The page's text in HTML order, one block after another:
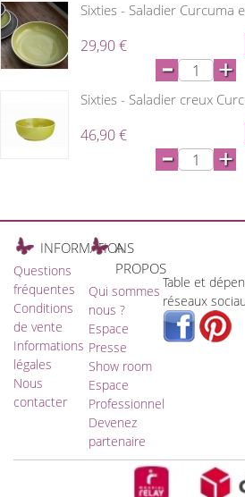
Sixties - Saladier Curcuma
29,90 € - +
Sixties - Saladier creux
46,90 € - +
INFORMATIONS
Questions
fréquentes
Conditions
de vente
Informations
légales
Nous
contacter
A
PROPOS
Qui sommes
nous ?
Espace
Presse
Show room
Espace
Professionnel
Devenez
partenaire
Table et
réseaux